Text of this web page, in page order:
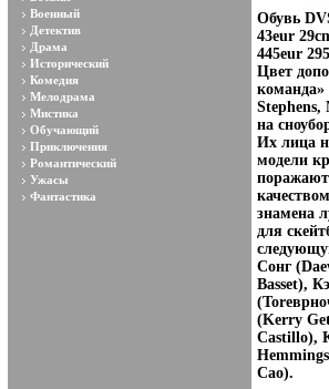
Военный
Детектив
Драма
Исторический
Комедия
Мелодрама
Мистика
Обучающий
Приключения
Романтический
Ужасы
Фантастика
Обувь
43eur
445eur
Цвет
команда»
Stephens,
на
Их лица
модели
знамена
для
Сонг
Basset),
(Kerry
Castillo),
Cao).